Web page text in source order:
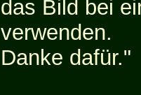
das Bild bei
verwenden.
Danke dafür."